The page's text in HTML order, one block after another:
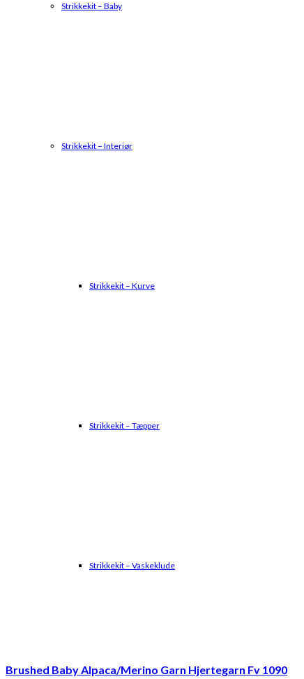
Strikkekit – Baby
Strikkekit – Interiør
Strikkekit – Kurve
Strikkekit – Tæpper
Strikkekit – Vaskeklude
Brushed Baby Alpaca/Merino Garn Hjertegarn Fv 1090